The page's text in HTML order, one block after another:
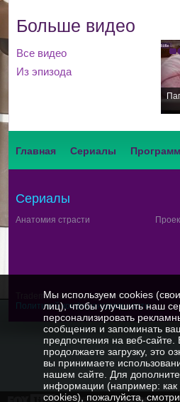
Больше видео
Все видео
Из эпизода
Главная Сериалы
Сериалы
Анатомия страсти
Trademark & Copyright Notice:™ и ©
Политикой конфиденциальности
Мы используем cookies
лиц), чтобы улучшить наш
персонализировать
сообщения и запоминать
предпочтения на веб-сайте.
продолжаете загрузку, это
вы принимаете
нашем сайте. Для
информации (например: как
cookies), пожалуйста,